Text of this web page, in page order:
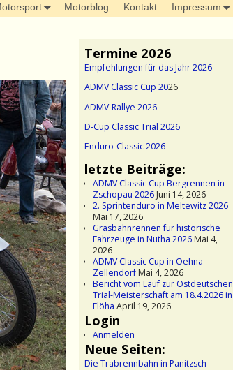
Motorblog Kontakt Impressum
Termine 2026
Empfehlungen für das Jahr 2026
ADMV Classic Cup 2026
ADMV-Rallye 2026
D-Cup Classic Trial 2026
Enduro-Classic 2026
letzte Beiträge:
ADMV Classic Cup Bergrennen in
Zschopau 2026Juni 14, 2026
2. Sprintenduro in Meltewitz 2026
Mai 17, 2026
Grasbahnrennen für historische
Fahrzeuge in Nutha 2026Mai 4,
2026
ADMV Classic Cup in Oehna-
ZellendorfMai 4, 2026
Bericht vom Lauf zur Ostdeutschen
Trial-Meisterschaft am 18.4.2026 in
Flöha April 19, 2026
Login
Anmelden
Neue Seiten:
Die Trabrennbahn in Panitzsch